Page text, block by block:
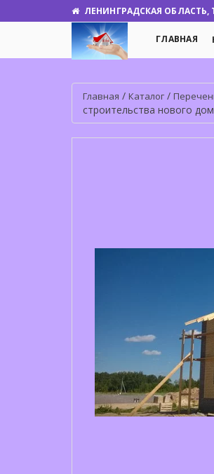
ЛЕНИНГРАДСКАЯ ОБЛАСТЬ,
ГЛАВНАЯ
Главная / Каталог /
строительства нового